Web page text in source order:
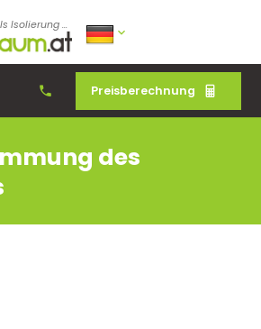
Isolierung ...
Preisberechnung
des